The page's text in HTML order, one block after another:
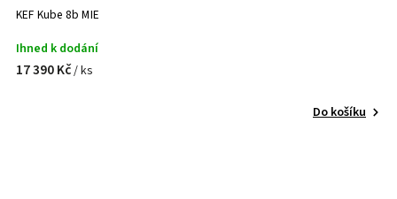
KEF Kube 8b MIE
Ihned k dodání
17 390 Kč/ ks
Do košíku